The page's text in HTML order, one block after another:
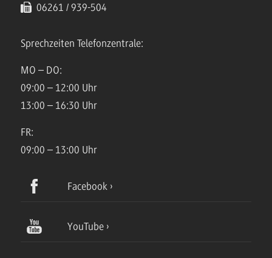
06261 / 939-504
Sprechzeiten Telefonzentrale:
MO – DO:
09:00 – 12:00 Uhr
13:00 – 16:30 Uhr
FR:
09:00 – 13:00 Uhr
Facebook
YouTube